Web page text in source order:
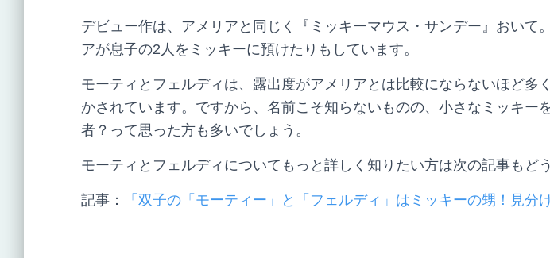
デビュー作は、アメリアと同じく『ミッキーマウス・サンデー』おいて
アが息子の2人をミッキーに預けたりもしています。
モーティとフェルディは、露出度がアメリアとは比較にならないほど多
かされています。ですから、名前こそ知らないものの、小さなミッキー
者？って思った方も多いでしょう。
モーティとフェルディについてもっと詳しく知りたい方は次の記事もど
記事： 「双子の「モーティー」と「フェルディ」はミッキーの甥！見分